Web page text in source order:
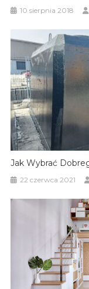
10 sierpnia 2018
Jak Wybrać
22 czerwca 2021